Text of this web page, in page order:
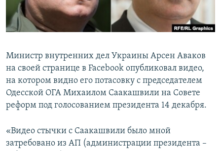
ПОБЕДИТЕЛЕЙ НЕ СУДЯТ?
КРЫМ.НЕПОКОРЕННЫЙ
УКРАИНСКАЯ ПРОБЛЕМА КРЫМА
ПРИСОЕДИНЯЙТЕСЬ!
Все сайты RFE/RL
Министр внутренних дел Украины Арсен Аваков
на своей странице в Facebook опубликовал видео,
на котором видно его потасовку с председателем
Одесской ОГА Михаилом Саакашвили на Совете
реформ под голосованием президента 14 декабря.
«Видео стычки с Саакашвили было мной
затребовано из АП (администрации президента –